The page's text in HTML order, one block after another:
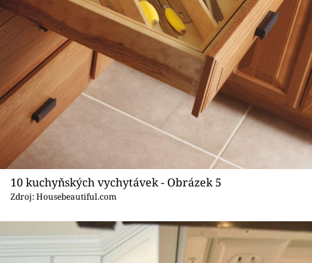
10 kuchyňských vychytávek - Obrázek 5
Zdroj: Housebeautiful.com